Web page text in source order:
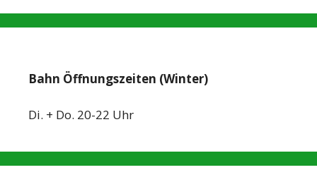
Bahn Öffnungszeiten (Winter)
Di. + Do. 20-22 Uhr